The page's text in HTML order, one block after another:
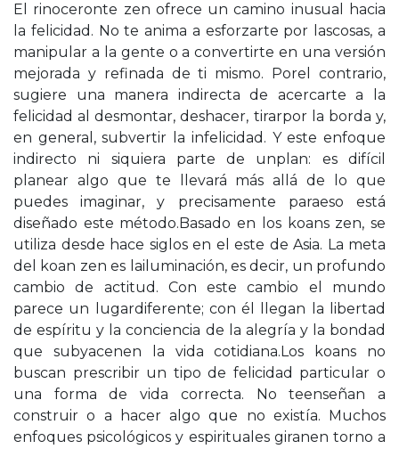
El rinoceronte zen ofrece un camino inusual hacia
la felicidad. No te anima a esforzarte por lascosas, a
manipular a la gente o a convertirte en una versión
mejorada y refinada de ti mismo. Porel contrario,
sugiere una manera indirecta de acercarte a la
felicidad al desmontar, deshacer, tirarpor la borda y,
en general, subvertir la infelicidad. Y este enfoque
indirecto ni siquiera parte de unplan: es difícil
planear algo que te llevará más allá de lo que
puedes imaginar, y precisamente paraeso está
diseñado este método.Basado en los koans zen, se
utiliza desde hace siglos en el este de Asia. La meta
del koan zen es lailuminación, es decir, un profundo
cambio de actitud. Con este cambio el mundo
parece un lugardiferente; con él llegan la libertad
de espíritu y la conciencia de la alegría y la bondad
que subyacenen la vida cotidiana.Los koans no
buscan prescribir un tipo de felicidad particular o
una forma de vida correcta. No teenseñan a
construir o a hacer algo que no existía. Muchos
enfoques psicológicos y espirituales giranen torno a